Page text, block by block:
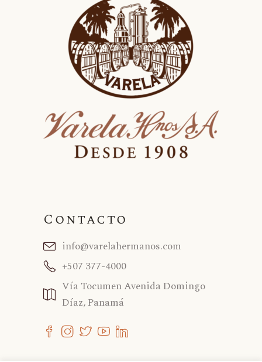
Contacto
info@varelahermanos.com
+507 377-4000
Vía Tocumen Avenida Domingo
Díaz, Panamá